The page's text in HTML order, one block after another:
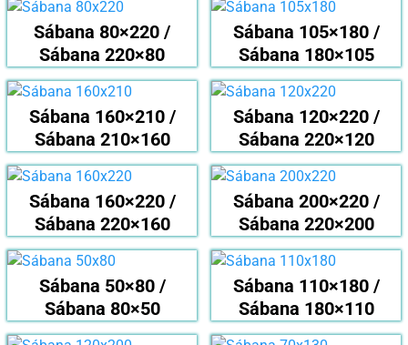
Sábana 80×220 /
Sábana 220×80
Sábana 105×180 /
Sábana 180×105
Sábana 160×210 /
Sábana 210×160
Sábana 120×220 /
Sábana 220×120
Sábana 160×220 /
Sábana 220×160
Sábana 200×220 /
Sábana 220×200
Sábana 50×80 /
Sábana 80×50
Sábana 110×180 /
Sábana 180×110